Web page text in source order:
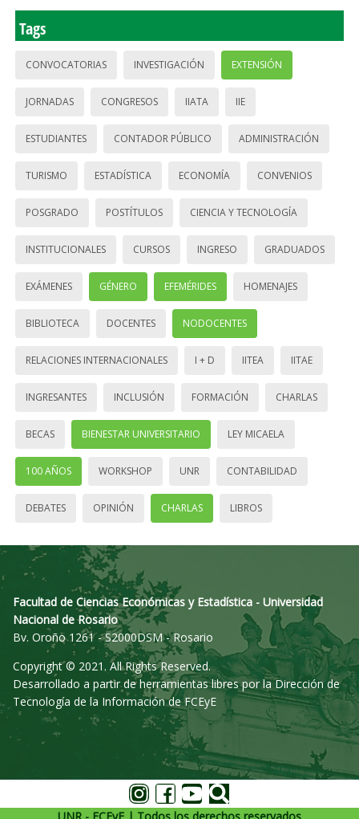
Tags
CONVOCATORIAS INVESTIGACIÓN EXTENSIÓN
JORNADAS CONGRESOS IIATA IIE
ESTUDIANTES CONTADOR PÚBLICO ADMINISTRACIÓN
TURISMO ESTADÍSTICA ECONOMÍA CONVENIOS
POSGRADO POSTÍTULOS CIENCIA Y TECNOLOGÍA
INSTITUCIONALES CURSOS INGRESO GRADUADOS
EXÁMENES GÉNERO EFEMÉRIDES HOMENAJES
BIBLIOTECA DOCENTES NODOCENTES
RELACIONES INTERNACIONALES I + D IITEA IITAE
INGRESANTES INCLUSIÓN FORMACIÓN CHARLAS
BECAS BIENESTAR UNIVERSITARIO LEY MICAELA
100 AÑOS WORKSHOP UNR CONTABILIDAD
DEBATES OPINIÓN CHARLAS LIBROS
Facultad de Ciencias Económicas y Estadística - Universidad
Nacional de Rosario
Bv. Oroño 1261 - S2000DSM - Rosario
Copyright © 2021. All Rights Reserved.
Desarrollado a partir de herramientas libres por la Dirección de
Tecnología de la Información de FCEyE